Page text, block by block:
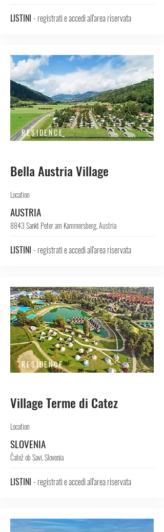
LISTINI - registrati e accedi all'area riservata
RESIDENCE
Bella Austria Village
Location
AUSTRIA
8843 Sankt Peter am Kammersberg, Austria
LISTINI - registrati e accedi all'area riservata
RESIDENCE
Village Terme di Catez
Location
SLOVENIA
Čatež ob Savi, Slovenia
LISTINI - registrati e accedi all'area riservata